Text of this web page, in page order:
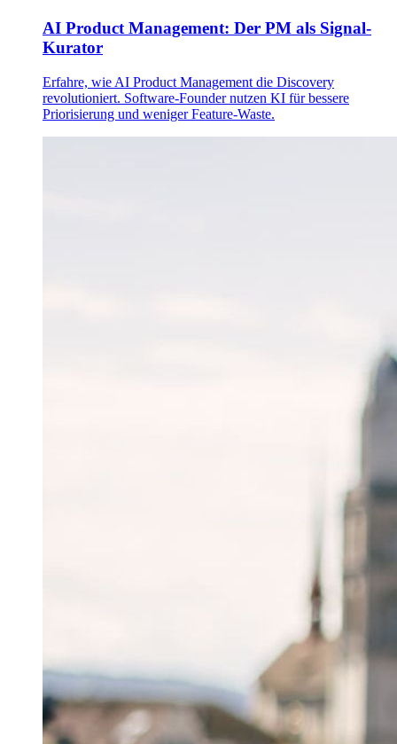
AI Product Management: Der PM als Signal-
Kurator
Erfahre, wie AI Product Management die Discovery
revolutioniert. Software-Founder nutzen KI für bessere
Priorisierung und weniger Feature-Waste.